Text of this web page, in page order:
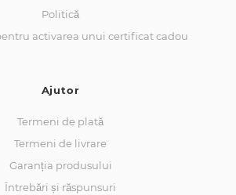
Politică
activarea unui certificat cadou
Ajutor
Termeni de plată
Termeni de livrare
Garanția produsului
Întrebări și răspunsuri